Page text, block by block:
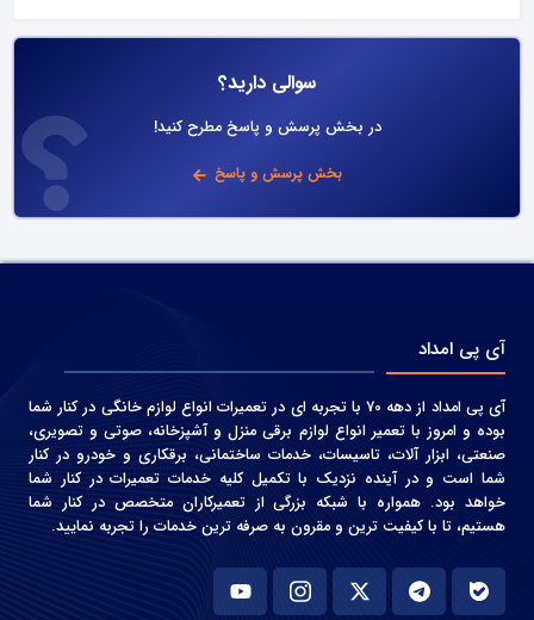
سوالی دارید؟
در بخش پرسش و پاسخ مطرح کنید!
بخش پرسش و پاسخ
آی پی امداد
آی پی امداد از دهه 70 با تجربه ای در تعمیرات انواع لوازم خانگی در کنار شما
بوده و امروز با تعمیر انواع لوازم برقی منزل و آشپزخانه، صوتی و‌ تصویری،
صنعتی، ابزار آلات، تاسیسات، خدمات ساختمانی، برقکاری و خودرو در کنار
شما است و در آینده نزدیک با تکمیل کلیه خدمات تعمیرات در کنار شما
خواهد بود. همواره با شبکه بزرگی از تعمیرکاران متخصص در کنار شما
هستیم، تا با کیفیت ترین و مقرون به صرفه ترین خدمات را تجربه نمایید.